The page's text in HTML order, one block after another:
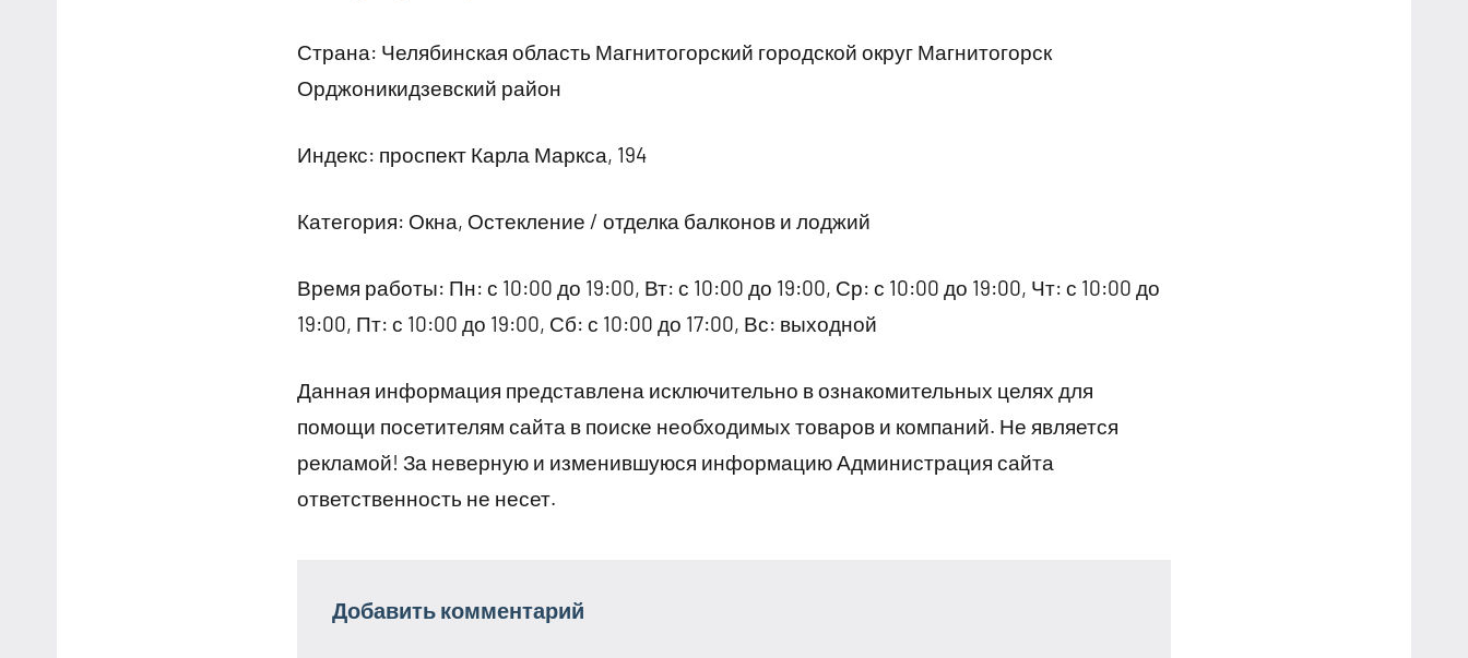
Страна: Челябинская область Магнитогорский городской округ Магнитогорск
Орджоникидзевский район
Индекс: проспект Карла Маркса, 194
Категория: Окна, Остекление / отделка балконов и лоджий
Время работы: Пн: с 10:00 до 19:00, Вт: с 10:00 до 19:00, Ср: с 10:00 до 19:00, Чт: с 10:00 до
19:00, Пт: с 10:00 до 19:00, Сб: с 10:00 до 17:00, Вс: выходной
Данная информация представлена исключительно в ознакомительных целях для
помощи посетителям сайта в поиске необходимых товаров и компаний. Не является
рекламой! За неверную и изменившуюся информацию Администрация сайта
ответственность не несет.
Добавить комментарий